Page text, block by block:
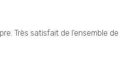
Très satisfait de l'ensemble